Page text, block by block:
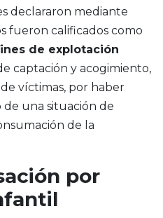
declararon mediante
fueron calificados como
de explotación
captación y acogimiento,
víctimas, por haber
de una situación de
de la
por